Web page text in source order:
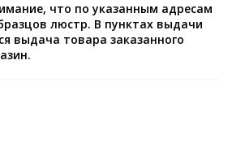
что по указанным адресам
люстр. В пунктах выдачи
выдача товара заказанного